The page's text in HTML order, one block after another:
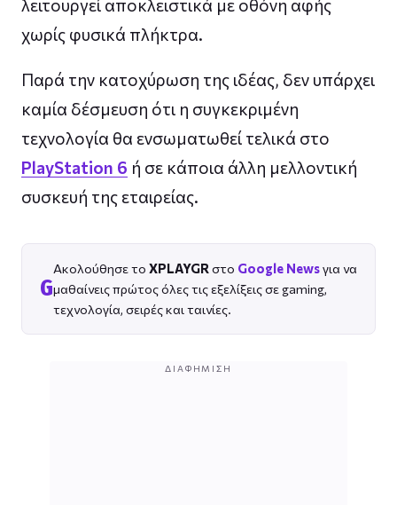
λειτουργεί αποκλειστικά με οθόνη αφής
χωρίς φυσικά πλήκτρα.
Παρά την κατοχύρωση της ιδέας, δεν υπάρχει
καμία δέσμευση ότι η συγκεκριμένη
τεχνολογία θα ενσωματωθεί τελικά στο
PlayStation 6 ή σε κάποια άλλη μελλοντική
συσκευή της εταιρείας.
G
Ακολούθησε το XPLAYGR στο Google Newsγια να
μαθαίνεις πρώτος όλες τις εξελίξεις σε gaming,
τεχνολογία, σειρές και ταινίες.
ΔΙΑΦΉΜΙΣΗ